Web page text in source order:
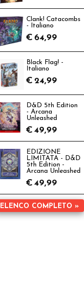
Clank! Catacombs
- Italiano
€ 64,99
Black Flag! -
Italiano
€ 24,99
D&D 5th Edition
- Arcana
Unleashed
€ 49,99
EDIZIONE
LIMITATA - D&D
5th Edition -
Arcana Unleashed
€ 49,99
ELENCO COMPLETO »